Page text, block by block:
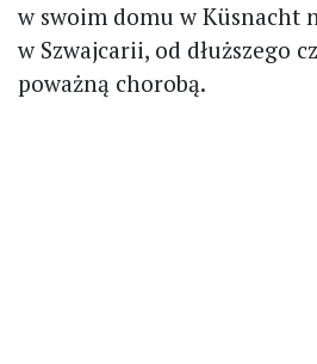
w swoim domu w Küsnacht
w Szwajcarii, od dłuższego
poważną chorobą.